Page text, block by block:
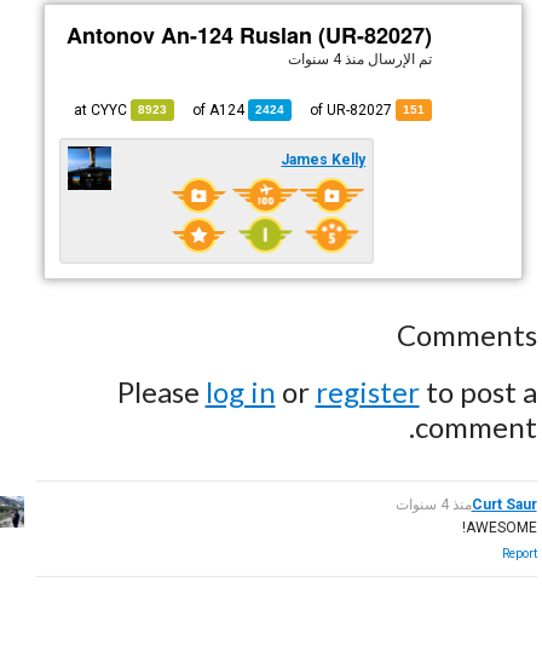
Antonov An-124 Ruslan (UR-82027)
تم الإرسال منذ 4 سنوات
151
2424
of
A124
8923
CYYC
James Kelly
Comments
Please log in or registerto post a
comment.
Curt Saurمنذ 4 سنوات
AWESOME!
Report